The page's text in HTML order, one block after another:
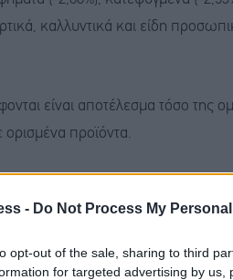
- Do Not Process My
opt-out of the sale, sharing to third
for targeted advertising by
καλλυντικά και είδη
είναι αποτέλεσμα τόσο της
προϊόντα.
Ιούνιο 2025 καταγράφονται
και παιδικές τροφές (+3,62%),
( +3,37%).